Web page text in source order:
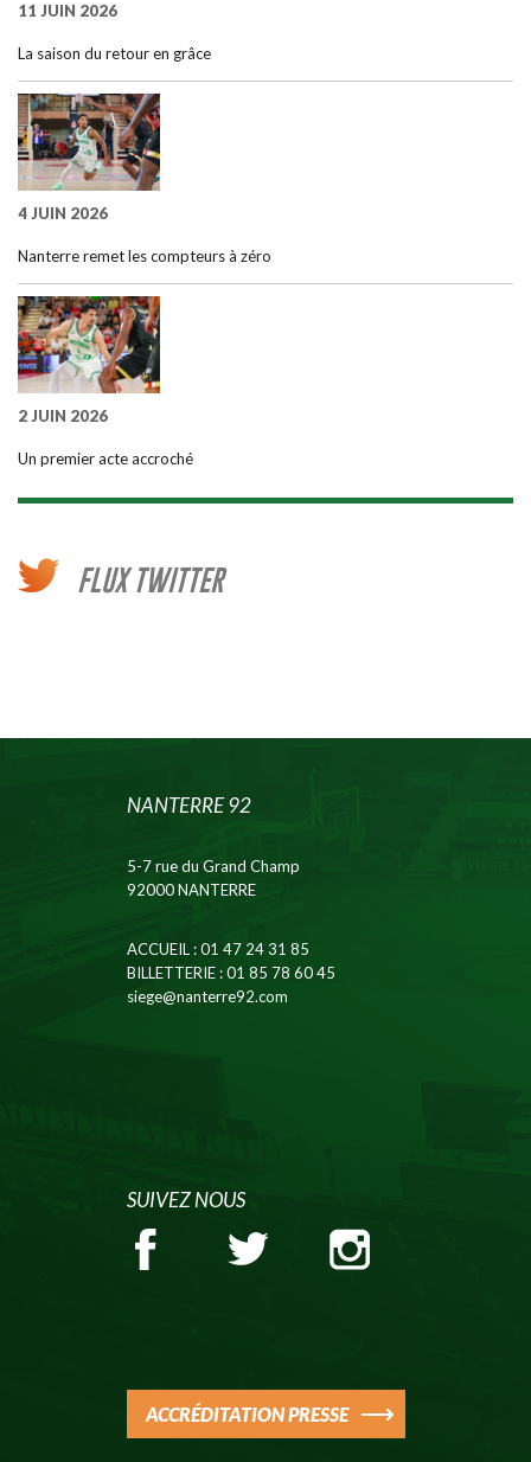
11 JUIN 2026
La saison du retour en grâce
4 JUIN 2026
Nanterre remet les compteurs à zéro
2 JUIN 2026
Un premier acte accroché
FLUX TWITTER
NANTERRE 92
5-7 rue du Grand Champ
92000 NANTERRE
ACCUEIL: 01 47 24 31 85
BILLETTERIE: 01 85 78 60 45
siege@nanterre92.com
SUIVEZ NOUS
ACCRÉDITATION PRESSE